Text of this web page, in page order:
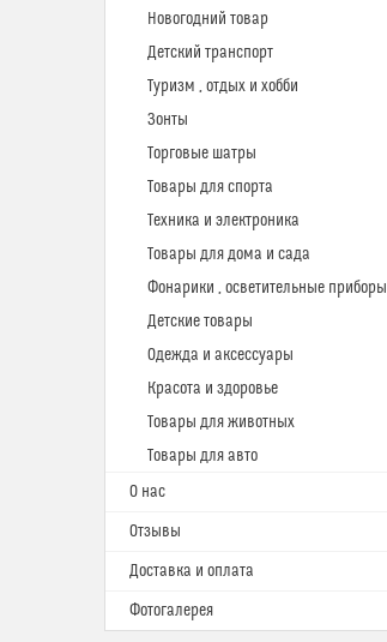
Новогодний товар
Детский транспорт
Туризм , отдых и хобби
Зонты
Торговые шатры
Товары для спорта
Техника и электроника
Товары для дома и сада
Фонарики , осветительные приборы
Детские товары
Одежда и аксессуары
Красота и здоровье
Товары для животных
Товары для авто
О нас
Отзывы
Доставка и оплата
Фотогалерея